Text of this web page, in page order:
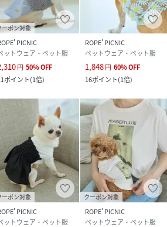
ーポン対象
PICNIC
ットウェア・ペット服
円 50%OFF
ポイント(1倍)
ROPE' PICNIC
ペットウェア・ペット服
1,848円 60%OFF
16ポイント(1倍)
ーポン対象
PICNIC
ットウェア・ペット服
クーポン対象
ROPE' PICNIC
ペットウェア・ペット服